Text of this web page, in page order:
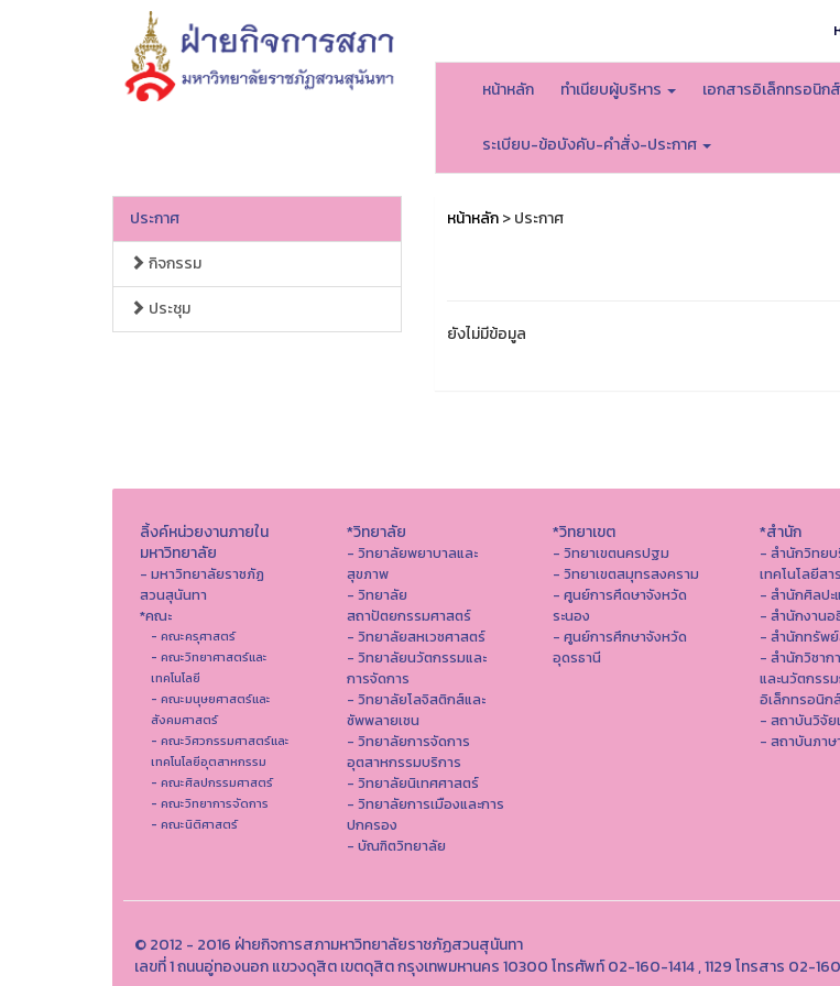
หน้าหลัก ทำเนียบผู้บริหาร เอกสารอิเล็กทรอนิกส์
ระเบียบ-ข้อบังคับ-คำสั่ง-ประกาศ
ประกาศ
กิจกรรม
ประชุม
หน้าหลัก> ประกาศ
ยังไม่มีข้อมูล
ลิ้งค์หน่วยงานภายใน
มหาวิทยาลัย
- มหาวิทยาลัยราชภัฏ
สวนสุนันทา
*คณะ
- คณะครุศาสตร์
- คณะวิทยาศาสตร์และ
เทคโนโลยี
- คณะมนุษยศาสตร์และ
สังคมศาสตร์
- คณะวิศวกรรมศาสตร์และ
เทคโนโลยีอุตสาหกรรม
- คณะศิลปกรรมศาสตร์
- คณะวิทยาการจัดการ
- คณะนิติศาสตร์
*วิทยาลัย
- วิทยาลัยพยาบาลและ
สุขภาพ
- วิทยาลัย
สถาปัตยกรรมศาสตร์
- วิทยาลัยสหเวชศาสตร์
- วิทยาลัยนวัตกรรมและ
การจัดการ
- วิทยาลัยโลจิสติกส์และ
ซัพพลายเชน
- วิทยาลัยการจัดการ
อุตสาหกรรมบริการ
- วิทยาลัยนิเทศศาสตร์
- วิทยาลัยการเมืองและการ
ปกครอง
- บัณฑิตวิทยาลัย
*วิทยาเขต
- วิทยาเขตนครปฐม
- วิทยาเขตสมุทรสงคราม
- ศูนย์การศึดษาจังหวัด
ระนอง
- ศูนย์การศึกษาจังหวัด
อุดรธานี
*สำนัก
- สำนักวิทยบ
เทคโนโลยีสา
- สํานักศิลป
- สำนักงานอ
- สำนักทรัพย์
- สำนักวิชาก
และนวัตกรร
อิเล็กทรอนิกส์
- สถาบันวิจั
- สถาบันภาษ
© 2012 - 2016 ฝ่ายกิจการสภามหาวิทยาลัยราชภัฏสวนสุนันทา
เลขที่ 1 ถนนอู่ทองนอก แขวงดุสิต เขตดุสิต กรุงเทพมหานคร 10300 โทรศัพท์ 02-160-1414 , 1129 โทรสาร 02-